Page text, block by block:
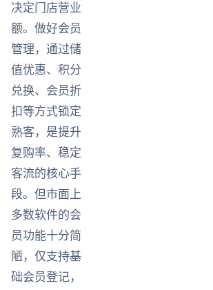
决定门店营业
额。做好会员
管理，通过储
值优惠、积分
兑换、会员折
扣等方式锁定
熟客，是提升
复购率、稳定
客流的核心手
段。但市面上
多数软件的会
员功能十分简
陋，仅支持基
础会员登记，